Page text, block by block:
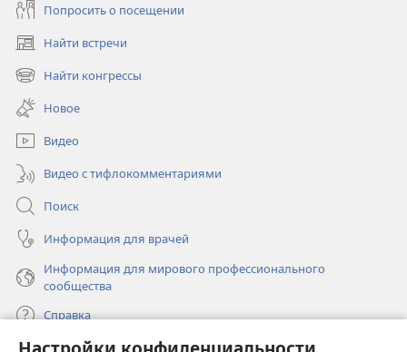
Попросить о посещении
Найти встречи
(открывается
в
новом
окне)
Найти конгрессы
(открывается
новом
окне)
Новое
Видео
Видео с тифлокомментариями
Поиск
Информация для врачей
Информация для мирового профессионального
сообщества
Справка